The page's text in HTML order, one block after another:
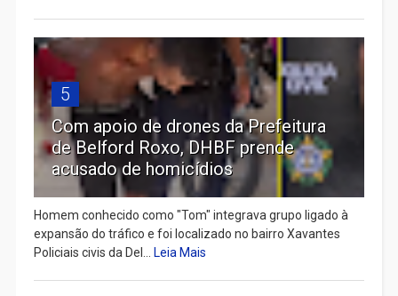
5
Com apoio de drones da Prefeitura
de Belford Roxo, DHBF prende
acusado de homicídios
Homem conhecido como "Tom" integrava grupo ligado à
expansão do tráfico e foi localizado no bairro Xavantes
Policiais civis da Del...
Leia Mais